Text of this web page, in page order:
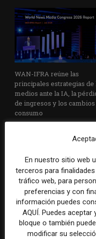
WAN-IFRA reúne las
principales estrategias de
medios ante la IA, la
de ingresos y los cambios
consumo
La bolsa ha borrado hasta
98% del valor de algunos
grandes grupos de prensa
tradicionales
En nuestro sitio web
terceros para
tráfico web, para
preferencias y con
información puedes
AQUÍ. Puedes
bloque o también
modificar su